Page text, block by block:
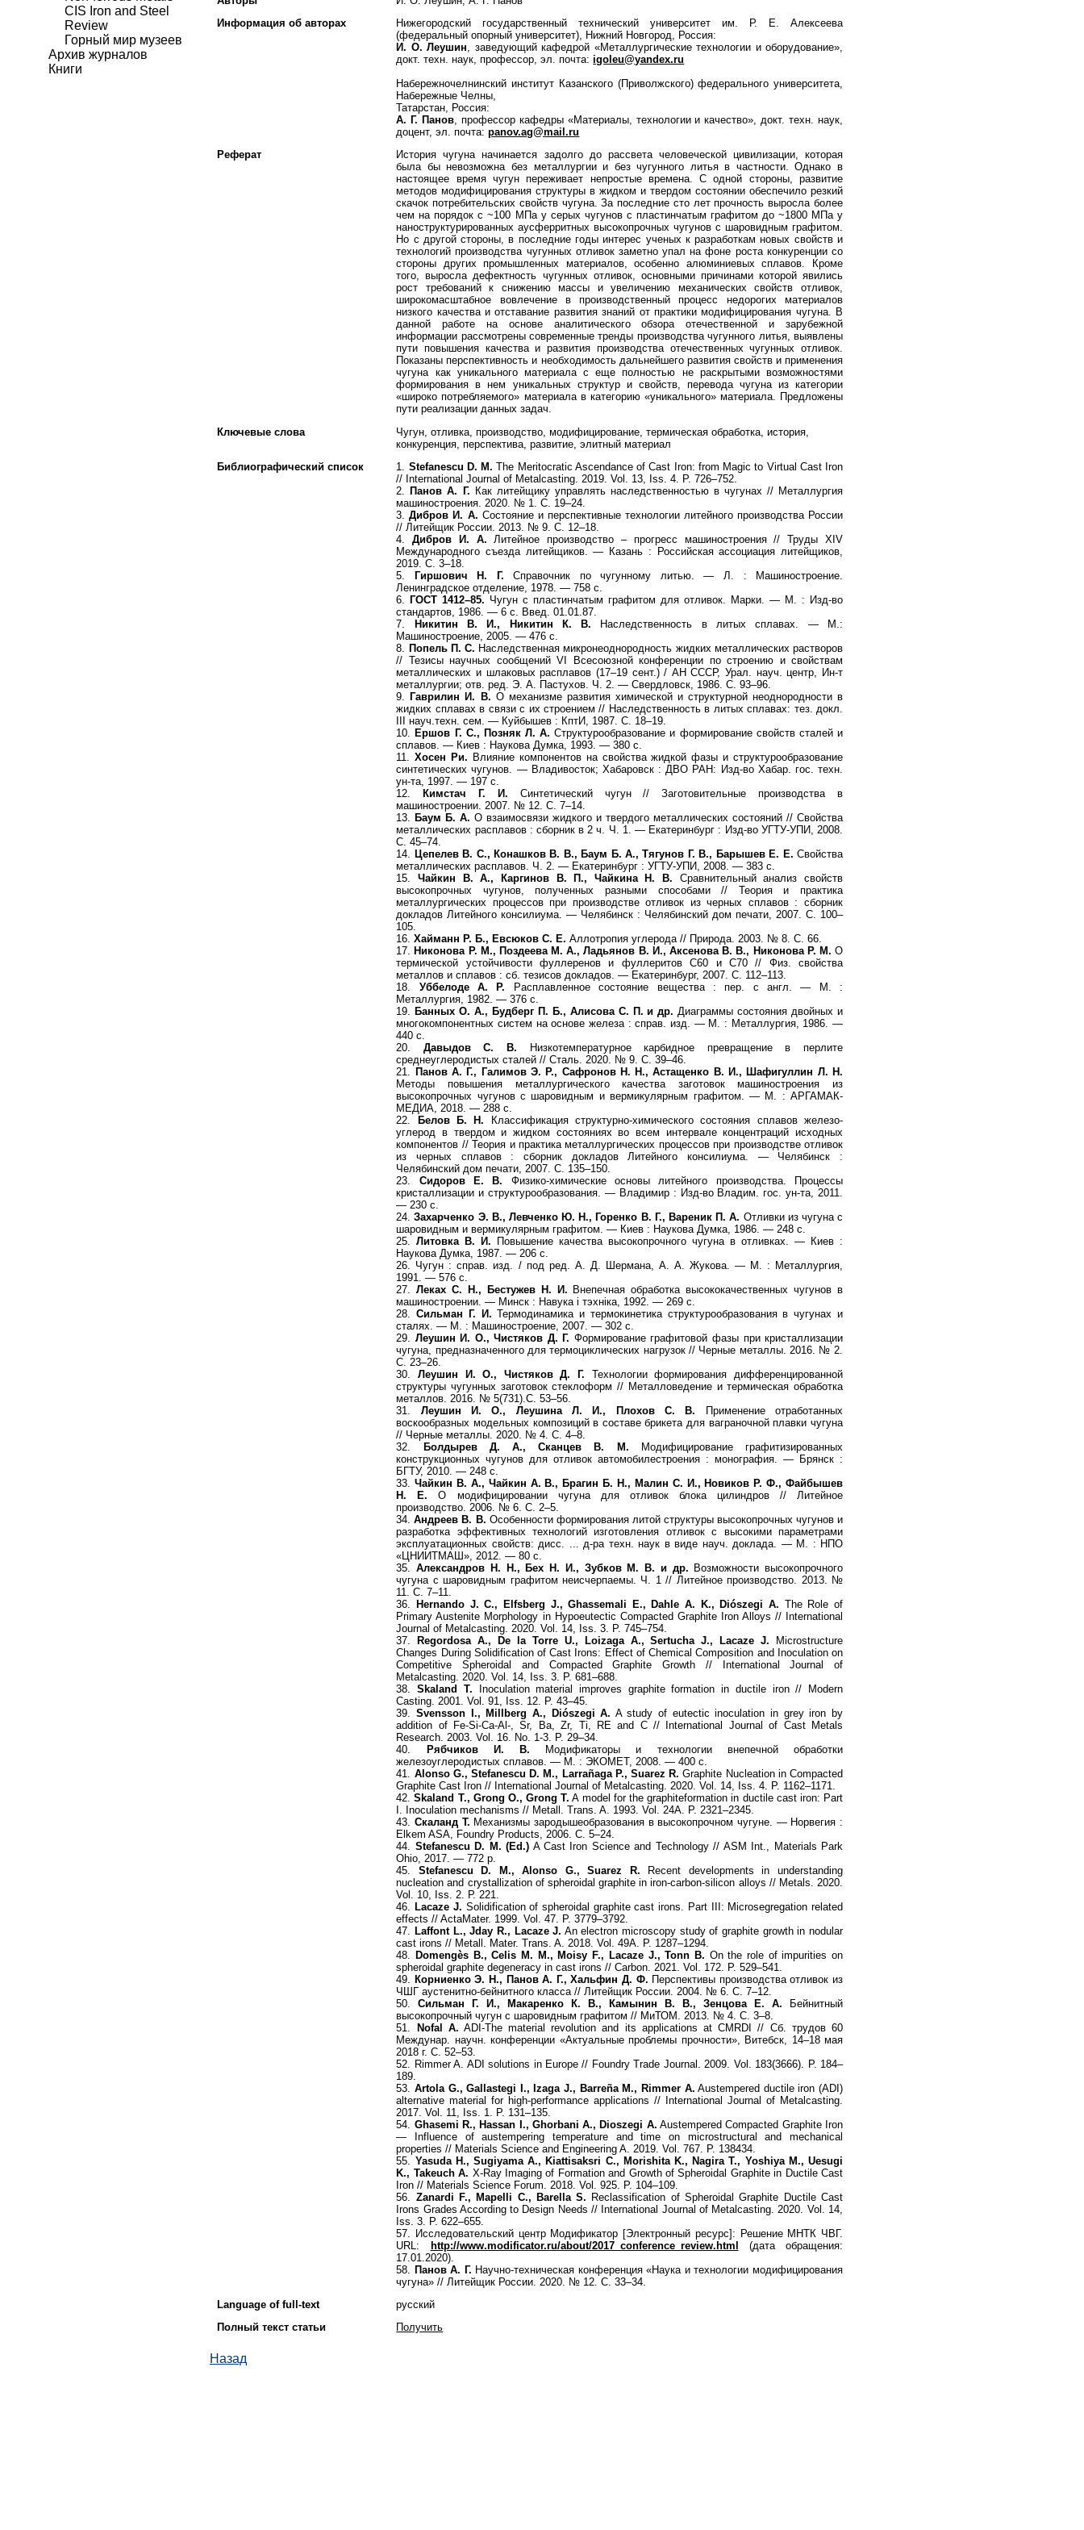
Информация об авторах
Нижегородский государственный технический университет им. Р. Е. Алексеева
(федеральный опорный университет), Нижний Новгород, Россия:
И. О. Леушин, заведующий кафедрой «Металлургические технологии и оборудование»,
докт. техн. наук, профессор, эл. почта:igoleu@yandex.ru
Набережночелнинский институт Казанского (Приволжского) федерального университета,
Набережные Челны,
Татарстан, Россия:
А. Г. Панов, профессор кафедры «Материалы, технологии и качество», докт. техн. наук,
доцент, эл. почта:panov.ag@mail.ru
Реферат
История чугуна начинается задолго до рассвета человеческой цивилизации, которая
была бы невозможна без металлургии и без чугунного литья в частности. Однако в
настоящее время чугун переживает непростые времена. С одной стороны, развитие
методов модифицирования структуры в жидком и твердом состоянии обеспечило резкий
скачок потребительских свойств чугуна. За последние сто лет прочность выросла более
чем на порядок с ~100 МПа у серых чугунов с пластинчатым графитом до ~1800 МПа у
наноструктурированных аусферритных высокопрочных чугунов с шаровидным графитом.
Но с другой стороны, в последние годы интерес ученых к разработкам новых свойств и
технологий производства чугунных отливок заметно упал на фоне роста конкуренции со
стороны других промышленных материалов, особенно алюминиевых сплавов. Кроме
того, выросла дефектность чугунных отливок, основными причинами которой явились
рост требований к снижению массы и увеличению механических свойств отливок,
широкомасштабное вовлечение в производственный процесс недорогих материалов
низкого качества и отставание развития знаний от практики модифицирования чугуна. В
данной работе на основе аналитического обзора отечественной и зарубежной
информации рассмотрены современные тренды производства чугунного литья, выявлены
пути повышения качества и развития производства отечественных чугунных отливок.
Показаны перспективность и необходимость дальнейшего развития свойств и применения
чугуна как уникального материала с еще полностью не раскрытыми возможностями
формирования в нем уникальных структур и свойств, перевода чугуна из категории
«широко потребляемого» материала в категорию «уникального» материала. Предложены
пути реализации данных задач.
Ключевые слова
Чугун, отливка, производство, модифицирование, термическая обработка, история,
конкуренция, перспектива, развитие, элитный материал
Библиографический список
1. Stefanescu D. M. The Meritocratic Ascendance of Cast Iron: from Magic to Virtual Cast Iron
// International Journal of Metalcasting. 2019. Vol. 13, Iss. 4. P. 726–752.
2.Панов А. Г. Как литейщику управлять наследственностью в чугунах // Металлургия
машиностроения. 2020. № 1. С. 19–24.
3.Дибров И. А. Состояние и перспективные технологии литейного производства России
// Литейщик России. 2013. № 9. С. 12–18.
4.Дибров И. А. Литейное производство – прогресс машиностроения // Труды XIV
Международного съезда литейщиков. — Казань : Российская ассоциация литейщиков,
2019. С. 3–18.
5. Гиршович Н. Г. Справочник по чугунному литью. — Л. : Машиностроение.
Ленинградское отделение, 1978. — 758 с.
6.ГОСТ 1412–85. Чугун с пластинчатым графитом для отливок. Марки. — М. : Изд-во
стандартов, 1986. — 6 с. Введ. 01.01.87.
7.
Никитин В. И., Никитин К. В. Наследственность в литых сплавах. — М.:
Машиностроение, 2005. — 476 с.
8. Попель П. С. Наследственная микронеоднородность жидких металлических растворов
// Тезисы научных сообщений VI Всесоюзной конференции по строению и свойствам
металлических и шлаковых расплавов (17–19 сент.) / АН СССР, Урал. науч. центр, Ин-т
металлургии; отв. ред. Э. А. Пастухов. Ч. 2. — Свердловск, 1986. С. 93–96.
9.
Гаврилин И. В. О механизме развития химической и структурной неоднородности в
жидких сплавах в связи с их строением // Наследственность в литых сплавах: тез. докл.
III науч.техн. сем. — Куйбышев : КптИ, 1987. С. 18–19.
10.Ершов Г. С., Позняк Л. А. Структурообразование и формирование свойств сталей и
сплавов. — Киев : Наукова Думка, 1993. — 380 с.
11.Хосен Ри. Влияние компонентов на свойства жидкой фазы и структурообразование
синтетических чугунов. — Владивосток; Хабаровск : ДВО РАН: Изд-во Хабар. гос. техн.
ун-та, 1997. — 197 с.
12.
Кимстач Г. И. Синтетический чугун // Заготовительные производства в
машиностроении. 2007. № 12. С. 7–14.
13.Баум Б. А. О взаимосвязи жидкого и твердого металлических состояний // Свойства
металлических расплавов : сборник в 2 ч. Ч. 1. — Екатеринбург : Изд-во УГТУ-УПИ, 2008.
С. 45–74.
14. Цепелев В. С., Конашков В. В., Баум Б. А., Тягунов Г. В., Барышев Е. Е. Свойства
металлических расплавов. Ч. 2. — Екатеринбург : УГТУ-УПИ, 2008. — 383 с.
15. Чайкин В. А., Каргинов В. П., Чайкина Н. В. Сравнительный анализ свойств
высокопрочных чугунов, полученных разными способами // Теория и практика
металлургических процессов при производстве отливок из черных сплавов : сборник
докладов Литейного консилиума. — Челябинск : Челябинский дом печати, 2007. С. 100–
105.
16. Хайманн Р. Б., Евсюков С. Е. Аллотропия углерода // Природа. 2003. № 8. С. 66.
17.Никонова Р. М., Поздеева М. А., Ладьянов В. И., Аксенова В. В., Никонова Р. М. О
термической устойчивости фуллеренов и фуллеритов С60 и С70 // Физ. свойства
металлов и сплавов : сб. тезисов докладов. — Екатеринбург, 2007. С. 112–113.
18. Уббелоде А. Р. Расплавленное состояние вещества : пер. с англ. — М. :
Металлургия, 1982. — 376 с.
19. Банных О. А., Будберг П. Б., Алисова С. П. и др. Диаграммы состояния двойных и
многокомпонентных систем на основе железа : справ. изд. — М. : Металлургия, 1986. —
440 с.
20. Давыдов С. В. Низкотемпературное карбидное превращение в перлите
среднеуглеродистых сталей // Сталь. 2020. № 9. С. 39–46.
21. Панов А. Г., Галимов Э. Р., Сафронов Н. Н., Астащенко В. И., Шафигуллин Л. Н.
Методы повышения металлургического качества заготовок машиностроения из
высокопрочных чугунов с шаровидным и вермикулярным графитом. — М. : АРГАМАК-
МЕДИА, 2018. — 288 с.
22. Белов Б. Н. Классификация структурно-химического состояния сплавов железо-
углерод в твердом и жидком состояниях во всем интервале концентраций исходных
компонентов // Теория и практика металлургических процессов при производстве отливок
из черных сплавов : сборник докладов Литейного консилиума. — Челябинск :
Челябинский дом печати, 2007. С. 135–150.
23. Сидоров Е. В. Физико-химические основы литейного производства. Процессы
кристаллизации и структурообразования. — Владимир : Изд-во Владим. гос. ун-та, 2011.
— 230 с.
24.Захарченко Э. В., Левченко Ю. Н., Горенко В. Г., Вареник П. А. Отливки из чугуна с
шаровидным и вермикулярным графитом. — Киев : Наукова Думка, 1986. — 248 с.
25.Литовка В. И. Повышение качества высокопрочного чугуна в отливках. — Киев :
Наукова Думка, 1987. — 206 с.
26. Чугун : справ. изд. / под ред. А. Д. Шермана, А. А. Жукова. — М. : Металлургия,
1991. — 576 с.
27.Леках С. Н., Бестужев Н. И. Внепечная обработка высококачественных чугунов в
машиностроении. — Минск : Навука i тэхнiка, 1992. — 269 с.
28.Сильман Г. И. Термодинамика и термокинетика структурообразования в чугунах и
сталях. — М. : Машиностроение, 2007. — 302 с.
29. Леушин И. О., Чистяков Д. Г. Формирование графитовой фазы при кристаллизации
чугуна, предназначенного для термоциклических нагрузок // Черные металлы. 2016. № 2.
С. 23–26.
30.
Леушин И. О., Чистяков Д. Г. Технологии формирования дифференцированной
структуры чугунных заготовок стеклоформ // Металловедение и термическая обработка
металлов. 2016. № 5(731).С. 53–56.
31. Леушин И. О., Леушина Л. И., Плохов С. В. Применение отработанных
воскообразных модельных композиций в составе брикета для ваграночной плавки чугуна
// Черные металлы. 2020. № 4. С. 4–8.
32. Болдырев Д. А., Сканцев В. М. Модифицирование графитизированных
конструкционных чугунов для отливок автомобилестроения : монография. — Брянск :
БГТУ, 2010. — 248 с.
33.Чайкин В. А., Чайкин А. В., Брагин Б. Н., Малин С. И., Новиков Р. Ф., Файбышев
Н. Е. О модифицировании чугуна для отливок блока цилиндров // Литейное
производство. 2006. № 6. С. 2–5.
34.Андреев В. В. Особенности формирования литой структуры высокопрочных чугунов и
разработка эффективных технологий изготовления отливок с высокими параметрами
эксплуатационных свойств: дисс. ... д-ра техн. наук в виде науч. доклада. — М. : НПО
«ЦНИИТМАШ», 2012. — 80 с.
35.Александров Н. Н., Бех Н. И., Зубков М. В. и др. Возможности высокопрочного
чугуна с шаровидным графитом неисчерпаемы. Ч. 1 // Литейное производство. 2013. №
11. С. 7–11.
36. Hernando J. C., Elfsberg J., Ghassemali E., Dahle A. K., Diószegi A. The Role of
Primary Austenite Morphology in Hypoeutectic Compacted Graphite Iron Alloys // International
Journal of Metalcasting. 2020. Vol. 14, Iss. 3. P. 745–754.
37.Regordosa A., De la Torre U., Loizaga A., Sertucha J., Lacaze J. Microstructure
Changes During Solidification of Cast Irons: Effect of Chemical Composition and Inoculation on
Competitive Spheroidal and Compacted Graphite Growth // International Journal of
Metalcasting. 2020. Vol. 14, Iss. 3. P. 681–688.
38.Skaland T. Inoculation material improves graphite formation in ductile iron // Modern
Casting. 2001. Vol. 91, Iss. 12. P. 43–45.
39. Svensson I., Millberg A., Diószegi A. A study of eutectic inoculation in grey iron by
addition of Fe-Si-Ca-Al-, Sr, Ba, Zr, Ti, RE and C // International Journal of Cast Metals
Research. 2003. Vol. 16. No. 1-3. P. 29–34.
40. Рябчиков И. В. Модификаторы и технологии внепечной обработки
железоуглеродистых сплавов. — М. : ЭКОМЕТ, 2008. — 400 с.
41. Alonso G., Stefanescu D. M., Larrañaga P., Suarez R. Graphite Nucleation in Compacted
Graphite Cast Iron // International Journal of Metalcasting. 2020. Vol. 14, Iss. 4. P. 1162–1171.
42.Skaland T., Grong O., Grong T. A model for the graphiteformation in ductile cast iron: Part
I. Inoculation mechanisms // Metall. Trans. A. 1993. Vol. 24A. P. 2321–2345.
43. Скаланд Т. Механизмы зародышеобразования в высокопрочном чугуне. — Норвегия :
Elkem ASA, Foundry Products, 2006. С. 5–24.
44. Stefanescu D. M. (Ed.) A Cast Iron Science and Technology // ASM Int., Materials Park
Ohio, 2017. — 772 p.
45.
Stefanescu D. M., Alonso G., Suarez R. Recent developments in understanding
nucleation and crystallization of spheroidal graphite in iron-carbon-silicon alloys // Metals. 2020.
Vol. 10, Iss. 2. Р. 221.
46.Lacaze J. Solidification of spheroidal graphite cast irons. Part III: Microsegregation related
effects // ActaMater. 1999. Vol. 47. P. 3779–3792.
47. Laffont L., Jday R., Lacaze J. An electron microscopy study of graphite growth in nodular
cast irons // Metall. Mater. Trans. A. 2018. Vol. 49A. P. 1287–1294.
48. Domengès B., Celis M. M., Moisy F., Lacaze J., Tonn B. On the role of impurities on
spheroidal graphite degeneracy in cast irons // Carbon. 2021. Vol. 172. P. 529–541.
49. Корниенко Э. Н., Панов А. Г., Хальфин Д. Ф. Перспективы производства отливок из
ЧШГ аустенитно-бейнитного класса // Литейщик России. 2004. № 6. С. 7–12.
50.Сильман Г. И., Макаренко К. В., Камынин В. В., Зенцова Е. А. Бейнитный
высокопрочный чугун с шаровидным графитом // МиТОМ. 2013. № 4. С. 3–8.
51. Nofal A. ADI-The material revolution and its applications at CMRDI // Сб. трудов 60
Междунар. научн. конференции «Актуальные проблемы прочности», Витебск, 14–18 мая
2018 г. С. 52–53.
52. Rimmer A. ADI solutions in Europe // Foundry Trade Journal. 2009. Vol. 183(3666). P. 184–
189.
53. Artola G., Gallastegi I., Izaga J., Barreña M., Rimmer A. Austempered ductile iron (ADI)
alternative material for high-performance applications // International Journal of Metalcasting.
2017. Vol. 11, Iss. 1. P. 131–135.
54. Ghasemi R., Hassan I., Ghorbani A., Dioszegi A. Austempered Compacted Graphite Iron
— Influence of austempering temperature and time on microstructural and mechanical
properties // Materials Science and Engineering A. 2019. Vol. 767. P. 138434.
55. Yasuda H., Sugiyama A., Kiattisaksri C., Morishita K., Nagira T., Yoshiya M., Uesugi
K., Takeuch A. X-Ray Imaging of Formation and Growth of Spheroidal Graphite in Ductile Cast
Iron // Materials Science Forum. 2018. Vol. 925. P. 104–109.
56. Zanardi F., Mapelli C., Barella S. Reclassification of Spheroidal Graphite Ductile Cast
Irons Grades According to Design Needs // International Journal of Metalcasting. 2020. Vol. 14,
Iss. 3. P. 622–655.
57. Исследовательский центр Модификатор [Электронный ресурс]: Решение МНТК ЧВГ.
URL: http://www.modificator.ru/about/2017_conference_review.html (дата обращения:
17.01.2020).
58. Панов А. Г. Научно-техническая конференция «Наука и технологии модифицирования
чугуна» // Литейщик России. 2020. № 12. С. 33–34.
Language of full-text
русский
Полный текст статьи
Получить
Назад
CIS Iron and Steel
Review
Горный мир музеев
Архив журналов
Книги